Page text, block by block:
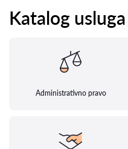
Katalog usluga
Administrativno pravo